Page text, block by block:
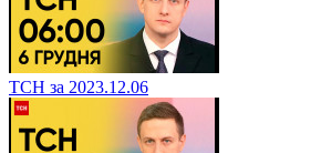
ТСН за 2023.12.06